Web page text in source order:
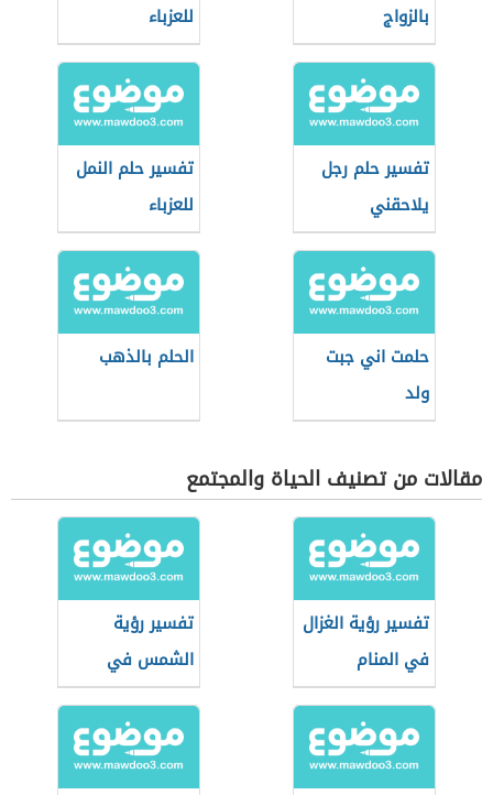
بالزواج
للعزباء
تفسير حلم رجل
يلاحقني
تفسير حلم النمل
للعزباء
حلمت اني جبت
ولد
الحلم بالذهب
مقالات من تصنيف الحياة والمجتمع
تفسير رؤية الغزال
في المنام
تفسير رؤية
الشمس في
المنام